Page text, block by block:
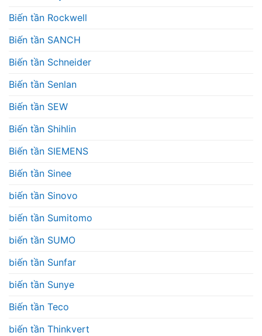
Biến tần Rockwell
Biến tần SANCH
Biến tần Schneider
Biến tần Senlan
Biến tần SEW
Biến tần Shihlin
Biến tần SIEMENS
Biến tần Sinee
biến tần Sinovo
biến tần Sumitomo
biến tần SUMO
biến tần Sunfar
biến tần Sunye
Biến tần Teco
biến tần Thinkvert